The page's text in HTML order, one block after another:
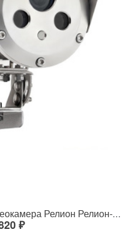
Взрывозащищенная IP-видеокамера Релион Релион-Exd-Н-100-ИК-IP5Мп2.8mm-PoE-МК-TR
₽